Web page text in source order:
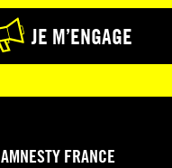
JE M’ENGAGE
AMNESTY FRANCE